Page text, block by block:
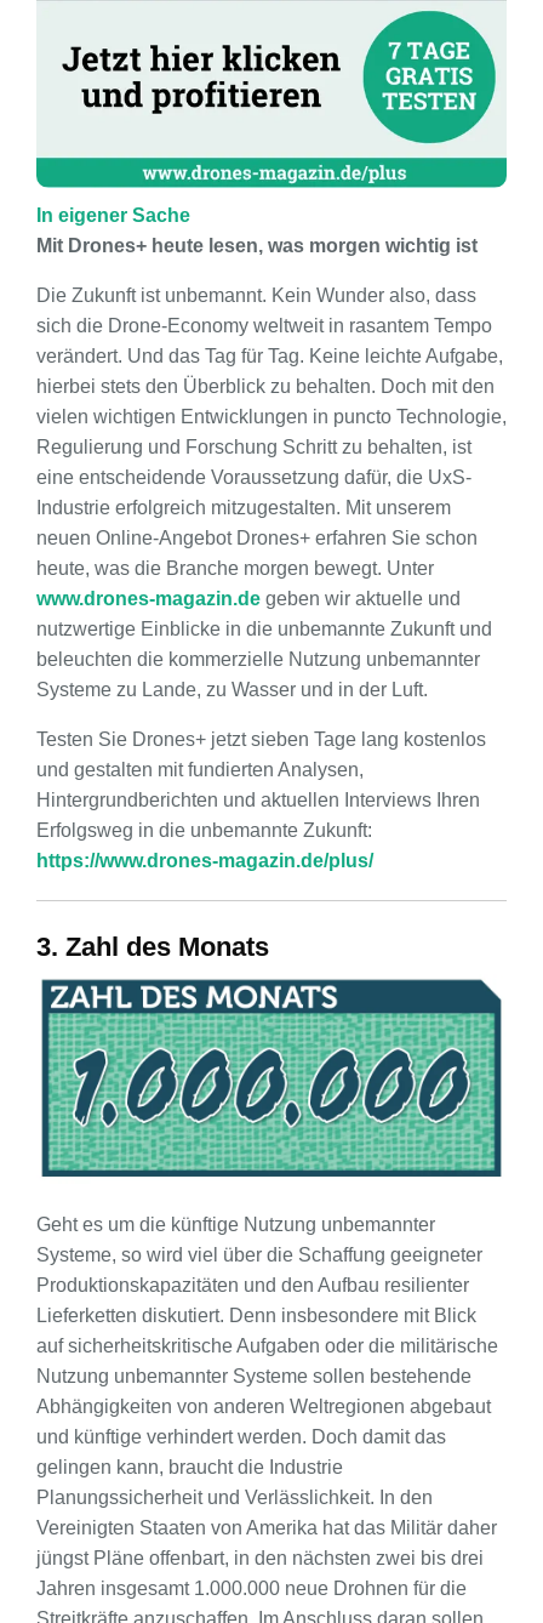
In eigener Sache
Mit Drones+ heute lesen, was morgen wichtig ist
Die Zukunft ist unbemannt. Kein Wunder also, dass
sich die Drone-Economy weltweit in rasantem Tempo
verändert. Und das Tag für Tag. Keine leichte Aufgabe,
hierbei stets den Überblick zu behalten. Doch mit den
vielen wichtigen Entwicklungen in puncto Technologie,
Regulierung und Forschung Schritt zu behalten, ist
eine entscheidende Voraussetzung dafür, die UxS-
Industrie erfolgreich mitzugestalten. Mit unserem
neuen Online-Angebot Drones+ erfahren Sie schon
heute, was die Branche morgen bewegt. Unter
www.drones-magazin.de geben wir aktuelle und
nutzwertige Einblicke in die unbemannte Zukunft und
beleuchten die kommerzielle Nutzung unbemannter
Systeme zu Lande, zu Wasser und in der Luft.
Testen Sie Drones+ jetzt sieben Tage lang kostenlos
und gestalten mit fundierten Analysen,
Hintergrundberichten und aktuellen Interviews Ihren
Erfolgsweg in die unbemannte Zukunft:
https://www.drones-magazin.de/plus/
3. Zahl des Monats
Geht es um die künftige Nutzung unbemannter
Systeme, so wird viel über die Schaffung geeigneter
Produktionskapazitäten und den Aufbau resilienter
Lieferketten diskutiert. Denn insbesondere mit Blick
auf sicherheitskritische Aufgaben oder die militärische
Nutzung unbemannter Systeme sollen bestehende
Abhängigkeiten von anderen Weltregionen abgebaut
und künftige verhindert werden. Doch damit das
gelingen kann, braucht die Industrie
Planungssicherheit und Verlässlichkeit. In den
Vereinigten Staaten von Amerika hat das Militär daher
jüngst Pläne offenbart, in den nächsten zwei bis drei
Jahren insgesamt 1.000.000 neue Drohnen für die
Streitkräfte anzuschaffen. Im Anschluss daran sollen